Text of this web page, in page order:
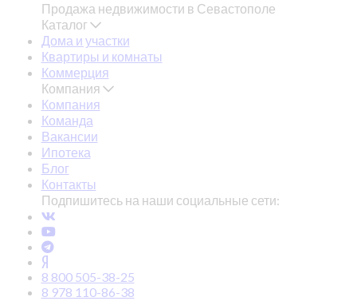
Продажа недвижимости в Севастополе
Каталог
Дома и участки
Квартиры и комнаты
Коммерция
Компания
Компания
Команда
Вакансии
Ипотека
Блог
Контакты
Подпишитесь на наши социальные сети:
8 800 505-38-25
8 978 110-86-38